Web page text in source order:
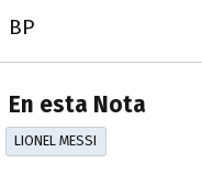
BP
En esta Nota
LIONEL MESSI